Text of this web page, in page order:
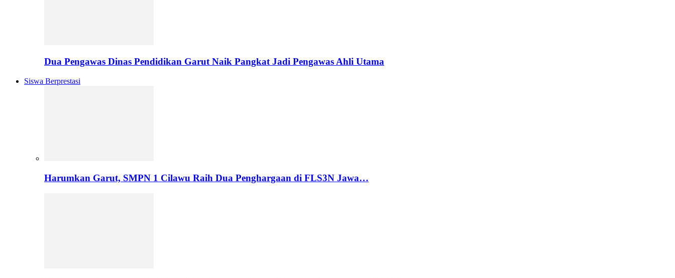
Dua Pengawas Dinas Pendidikan Garut Naik Pangkat Jadi Pengawas Ahli Utama
Siswa Berprestasi
Harumkan Garut, SMPN 1 Cilawu Raih Dua Penghargaan di FLS3N Jawa…